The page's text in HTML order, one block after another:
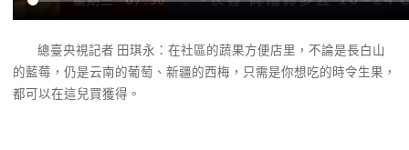
總臺央視記者 田琪永：在社區的蔬果方便店里，不論是長白山
的藍莓，仍是云南的葡萄、新疆的西梅，只需是你想吃的時令生果，
都可以在這兒買獲得。